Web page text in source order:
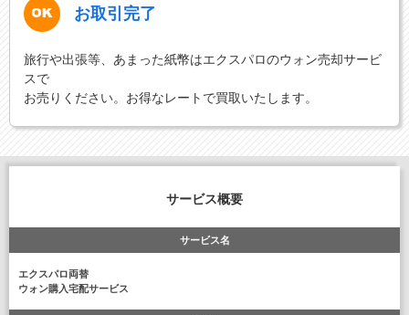
お取引完了
旅行や出張等、あまった紙幣はエクスパロのウォン売却サービ
スで
お売りください。お得なレートで買取いたします。
サービス概要
サービス名
エクスパロ両替
ウォン購入宅配サービス